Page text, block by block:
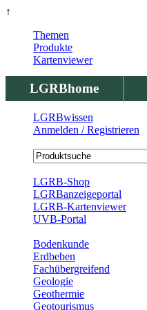
↑
LGRBhome
Themen
Produkte
Kartenviewer
LGRBwissen
Anmelden / Registrieren
LGRB-Shop
LGRBanzeigeportal
LGRB-Kartenviewer
UVB-Portal
Bodenkunde
Erdbeben
Fachübergreifend
Geologie
Geothermie
Geotourismus